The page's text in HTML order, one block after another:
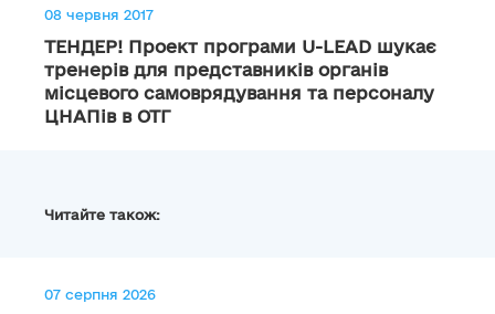
08 червня 2017
ТЕНДЕР! Проект програми U-LEAD шукає
тренерів для представників органів
місцевого самоврядування та персоналу
ЦНАПів в ОТГ
Читайте також:
07 серпня 2026